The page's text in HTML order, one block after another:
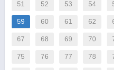
51 52 53 54
59 60 61 62
67 68 69 70
75 76 77 78